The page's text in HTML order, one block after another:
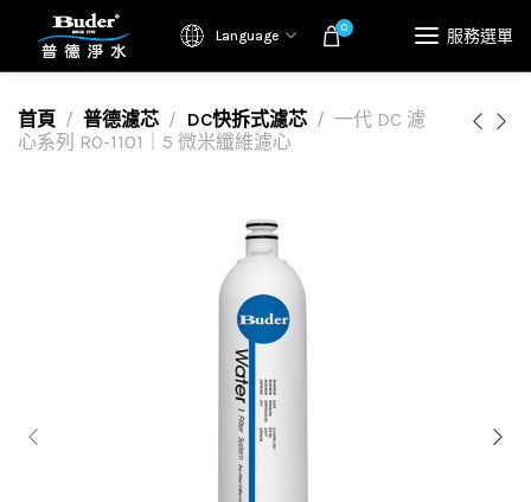
Language 0 服務選單
首頁 普德濾芯 DC快拆式濾芯
一代 DC 濾
心系列 RO-1101｜5 微米纖維濾心